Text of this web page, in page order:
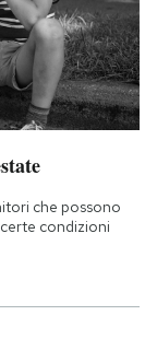
che possono
condizioni